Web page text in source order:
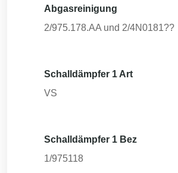
Abgasreinigung
2/975.178.AA und 2/4N0181??
Schalldämpfer 1 Art
VS
Schalldämpfer 1 Bez
1/975118